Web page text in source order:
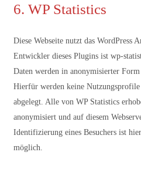
6. WP Statistics
Diese Webseite nutzt das WordPress
Entwickler dieses Plugins ist wp-
Daten werden in anonymisierter
Hierfür werden keine
abgelegt. Alle von WP Statistics
anonymisiert und auf diesem
Identifizierung eines Besuchers ist
möglich.